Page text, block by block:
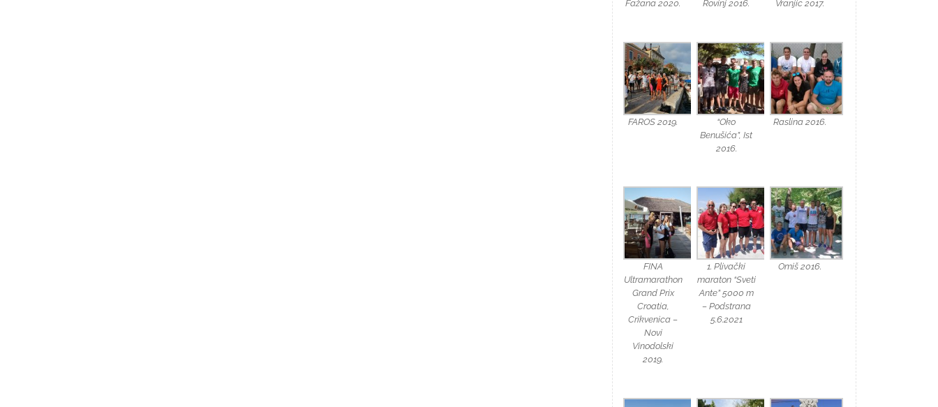
Fažana 2020. Rovinj 2016. Vranjic 2017.
FAROS 2019.
“Oko
Benušića”, Ist
2016.
Raslina 2016.
FINA
Ultramarathon
Grand Prix
Croatia,
Crikvenica –
Novi
Vinodolski
2019.
1. Plivački
maraton “Sveti
Ante” 5000 m
– Podstrana
5.6.2021
Omiš 2016.